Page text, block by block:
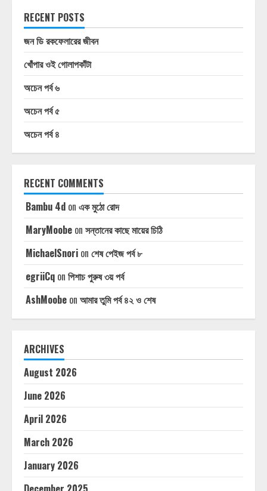
RECENT POSTS
জন ডি রকফেলারের জীবন
খোঁপার ওই গোলাপকাঁটা
অচেন পর্ব ৬
অচেন পর্ব ৫
অচেন পর্ব ৪
RECENT COMMENTS
Bambu 4d on এক মুঠো রোদ
MaryMoobe on সন্তানের কাছে মায়ের চিঠি
MichaelSnori on শেষ পেইজ পর্ব ৮
egriiCq on পিশাচ পুরুষ ৩য় পর্ব
AshMoobe on আমার তুমি পর্ব ৪২ ও শেষ
ARCHIVES
August 2026
June 2026
April 2026
March 2026
January 2026